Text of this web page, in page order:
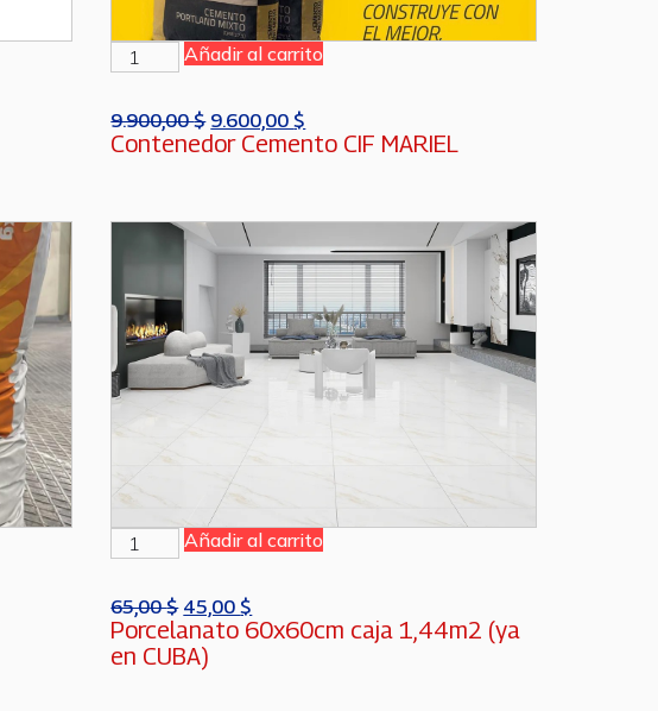
Añadir al carrito
9.900,00$ 9.600,00$
Contenedor Cemento CIF MARIEL
Añadir al carrito
65,00$ 45,00$
Porcelanato 60x60cm caja 1,44m2 (ya
en CUBA)